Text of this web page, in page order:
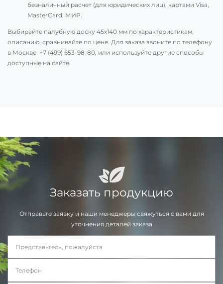
безналичный расчет (для юридических лиц), картами Visa,
MasterCard, МИР.
Выбирайте палубную доску 45х140 мм по характеристикам,
описанию, сравнивайте по цене. Для заказа звоните по телефону
в Москве +7 (499) 653-98-80 , или используйте другие способы
доступные на сайте.
Заказать продукцию
Отправьте заявку и наши менеджеры свяжуться с вами для
уточнения деталей заказа